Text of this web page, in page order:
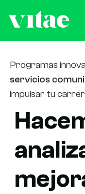
Programas
servicios
impulsar tu